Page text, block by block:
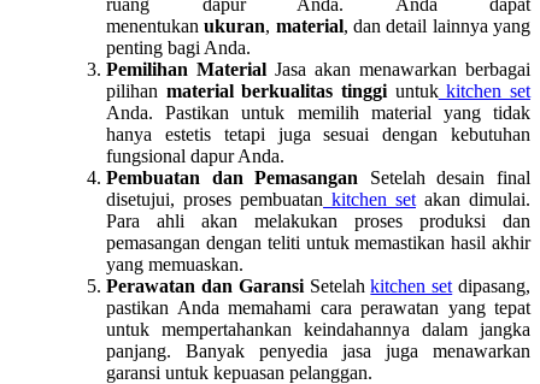
menentukanukuran, material, dan detail lainnya yang
penting bagi Anda.
Pemilihan Material Jasa akan menawarkan berbagai
pilihan material berkualitas tinggi untukkitchen set
Anda. Pastikan untuk memilih material yang tidak
hanya estetis tetapi juga sesuai dengan kebutuhan
fungsional dapur Anda.
Pembuatan dan Pemasangan Setelah desain final
disetujui, proses pembuatan kitchen set akan dimulai.
Para ahli akan melakukan proses produksi dan
pemasangan dengan teliti untuk memastikan hasil akhir
yang memuaskan.
Perawatan dan GaransiSetelahkitchen set dipasang,
pastikan Anda memahami cara perawatan yang tepat
untuk mempertahankan keindahannya dalam jangka
panjang. Banyak penyedia jasa juga menawarkan
garansi untuk kepuasan pelanggan.